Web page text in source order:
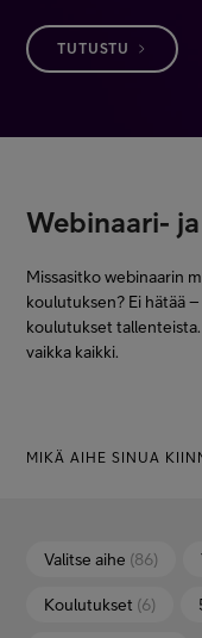
TUTUSTU
Webinaari-
Missasitko webinaarin
koulutuksen? Ei hätää
koulutukset
vaikka kaikki.
MIKÄ AIHE SINUA
Valitse aihe (86)
Koulutukset (6)